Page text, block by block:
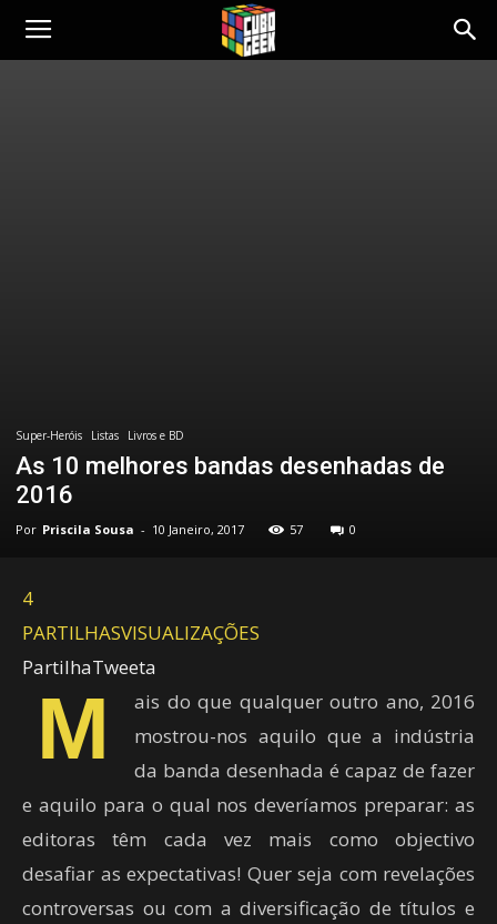
Cubo
Super-Heróis Listas Livros e BD
As 10 melhores bandas desenhadas de
2016
Por Priscila Sousa - 10 Janeiro, 2017 57 0
4
PARTILHASVISUALIZAÇÕES
PartilhaTweeta
M
ais do que qualquer outro ano, 2016
mostrou-nos aquilo que a indústria
da banda desenhada é capaz de fazer
e aquilo para o qual nos deveríamos preparar: as
editoras têm cada vez mais como objectivo
desafiar as expectativas! Quer seja com revelações
controversas ou com a diversificação de títulos e